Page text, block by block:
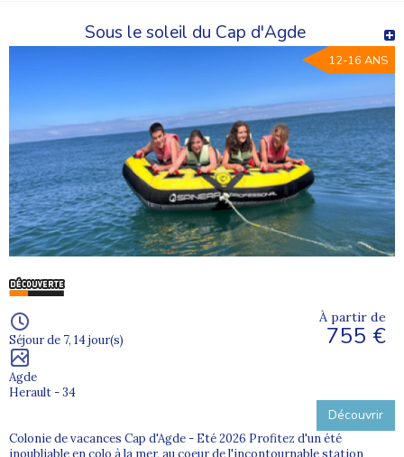
Sous le soleil du Cap d'Agde
12-16 ANS
Séjour de 7, 14 jour(s)
Agde
Herault - 34
À partir de
755 €
Découvrir
Colonie de vacances Cap d'Agde - Eté 2026 Profitez d'un été